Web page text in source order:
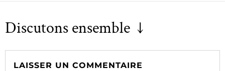
Discutons ensemble ↓
LAISSER UN COMMENTAIRE